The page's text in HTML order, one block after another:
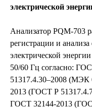
электрической
Анализатор PQM-703
регистрации и
электрической
50/60 Гц согласно:
51317.4.30–2008 (МЭК
2013 (ГОСТ Р
ГОСТ 32144-2013